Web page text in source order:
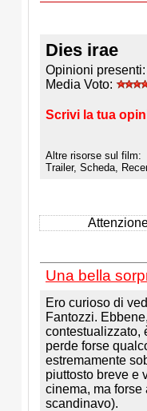
Dies irae
Opinioni presenti:
Media Voto:
Scrivi la tua
Altre risorse sul film:
Trailer, Scheda,
Una bella
Ero curioso di
Fantozzi.
contestualizzato,
perde forse
estremamente
piuttosto breve e
cinema, ma
scandinavo).